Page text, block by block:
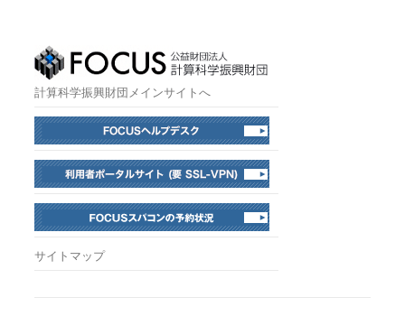
計算科学振興財団メインサイトへ
サイトマップ